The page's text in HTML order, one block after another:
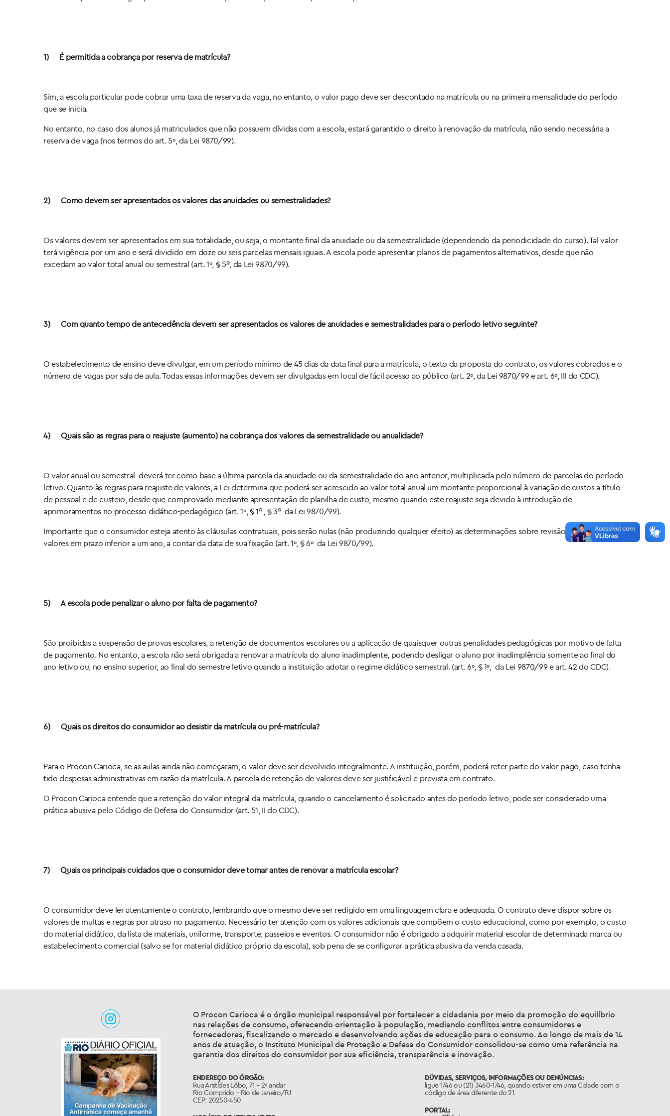
1) É permitida a cobrança por reserva de matrícula?
Sim, a escola particular pode cobrar uma taxa de reserva da vaga, no entanto, o valor pago deve ser descontado na matrícula ou na primeira mensalidade do período
que se inicia.
No entanto, no caso dos alunos já matriculados que não possuem dívidas com a escola, estará garantido o direito à renovação da matrícula, não sendo necessária a
reserva de vaga (nos termos do art. 5º, da Lei 9870/99).
2)Como devem ser apresentados os valores das anuidades ou semestralidades?
Os valores devem ser apresentados em sua totalidade, ou seja, o montante final da anuidade ou da semestralidade (dependendo da periodicidade do curso). Tal valor
terá vigência por um ano e será dividido em doze ou seis parcelas mensais iguais. A escola pode apresentar planos de pagamentos alternativos, desde que não
excedam ao valor total anual ou semestral (art. 1º, § 5o, da Lei 9870/99).
3)Com quanto tempo de antecedência devem ser apresentados os valores de anuidades e semestralidades para o período letivo seguinte?
O estabelecimento de ensino deve divulgar, em um período mínimo de 45 dias da data final para a matrícula, o texto da proposta do contrato, os valores cobrados e o
número de vagas por sala de aula. Todas essas informações devem ser divulgadas em local de fácil acesso ao público (art. 2º, da Lei 9870/99 e art. 6º, III do CDC).
4)Quais são as regras para o reajuste (aumento) na cobrança dos valores da semestralidade ou anualidade?
O valor anual ou semestral deverá ter como base a última parcela da anuidade ou da semestralidade do ano anterior, multiplicada pelo número de parcelas do período
letivo. Quanto às regras para reajuste de valores, a Lei determina que poderá ser acrescido ao valor total anual um montante proporcional à variação de custos a título
de pessoal e de custeio, desde que comprovado mediante apresentação de planilha de custo, mesmo quando este reajuste seja devido à introdução de
aprimoramentos no processo didático-pedagógico (art. 1º, § 1o,, § 3oda Lei 9870/99).
Importante que o consumidor esteja atento às cláusulas contratuais, pois serão nulas (não produzindo qualquer efeito) as determinações sobre revisão ou reajustes de
valores em prazo inferior a um ano, a contar da data de sua fixação (art. 1º, § 6º da Lei 9870/99).
5)A escola pode penalizar o aluno por falta de pagamento?
São proibidas a suspensão de provas escolares, a retenção de documentos escolares ou a aplicação de quaisquer outras penalidades pedagógicas por motivo de falta
de pagamento. No entanto, a escola não será obrigada a renovar a matrícula do aluno inadimplente, podendo desligar o aluno por inadimplência somente ao final do
ano letivo ou, no ensino superior, ao final do semestre letivo quando a instituição adotar o regime didático semestral. (art. 6º, § 1º, da Lei 9870/99 e art. 42 do CDC).
6)Quais os direitos do consumidor ao desistir da matrícula ou pré-matrícula?
Para o Procon Carioca, se as aulas ainda não começaram, o valor deve ser devolvido integralmente. A instituição, porém, poderá reter parte do valor pago, caso tenha
tido despesas administrativas em razão da matrícula. A parcela de retenção de valores deve ser justificável e prevista em contrato.
O Procon Carioca entende que a retenção do valor integral da matrícula, quando o cancelamento é solicitado antes do período letivo, pode ser considerado uma
prática abusiva pelo Código de Defesa do Consumidor (art. 51, II do CDC).
7)Quais os principais cuidados que o consumidor deve tomar antes de renovar a matrícula escolar?
O consumidor deve ler atentamente o contrato, lembrando que o mesmo deve ser redigido em uma linguagem clara e adequada. O contrato deve dispor sobre os
valores de multas e regras por atraso no pagamento. Necessário ter atenção com os valores adicionais que compõem o custo educacional, como por exemplo, o custo
do material didático, da lista de materiais, uniforme, transporte, passeios e eventos. O consumidor não é obrigado a adquirir material escolar de determinada marca ou
estabelecimento comercial (salvo se for material didático próprio da escola), sob pena de se configurar a prática abusiva da venda casada.
O Procon Carioca é o órgão municipal responsável por fortalecer a cidadania por meio da promoção do equilíbrio
nas relações de consumo, oferecendo orientação à população, mediando conflitos entre consumidores e
fornecedores, fiscalizando o mercado e desenvolvendo ações de educação para o consumo. Ao longo de mais de 14
anos de atuação, o Instituto Municipal de Proteção e Defesa do Consumidor consolidou-se como uma referência na
garantia dos direitos do consumidor por sua eficiência, transparência e inovação.
ENDEREÇO DO ÓRGÃO:
Rua Aristídes Lôbo, 71 – 2º andar
Rio Comprido – Rio de Janeiro/RJ
CEP: 20250-450
DÚVIDAS, SERVIÇOS, INFORMAÇÕES OU DENÚNCIAS:
ligue 1746 ou (21) 3460-1746, quando estiver em uma Cidade com o
código de área diferente do 21.
PORTAL: